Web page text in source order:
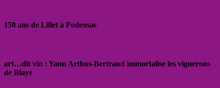
150 ans de Lillet à Podensac
art…dit vin : Yann Arthus-Bertrand immortalise les vignerons
de Blaye